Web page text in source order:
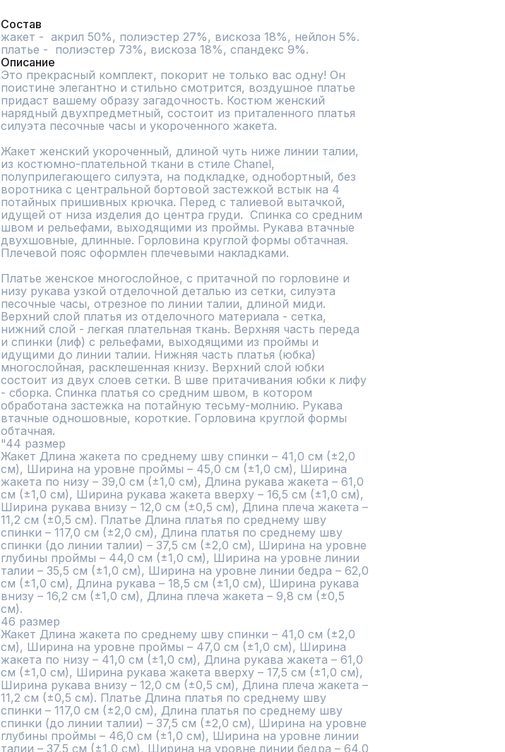
Состав
жакет -  акрил 50%, полиэстер 27%, вискоза 18%, нейлон 5%.
платье -  полиэстер 73%, вискоза 18%, спандекс 9%.
Описание
Это прекрасный комплект, покорит не только вас одну! Он
поистине элегантно и стильно смотрится, воздушное платье
придаст вашему образу загадочность. Костюм женский
нарядный двухпредметный, состоит из приталенного платья
силуэта песочные часы и укороченного жакета.
Жакет женский укороченный, длиной чуть ниже линии талии,
из костюмно-плательной ткани в стиле Chanel,
полуприлегающего силуэта, на подкладке, однобортный, без
воротника с центральной бортовой застежкой встык на 4
потайных пришивных крючка. Перед с талиевой вытачкой,
идущей от низа изделия до центра груди.  Спинка со средним
швом и рельефами, выходящими из проймы. Рукава втачные
двухшовные, длинные. Горловина круглой формы обтачная.
Плечевой пояс оформлен плечевыми накладками.
Платье женское многослойное, с притачной по горловине и
низу рукава узкой отделочной деталью из сетки, силуэта
песочные часы, отрезное по линии талии, длиной миди.
Верхний слой платья из отделочного материала - сетка,
нижний слой - легкая плательная ткань. Верхняя часть переда
и спинки (лиф) с рельефами, выходящими из проймы и
идущими до линии талии. Нижняя часть платья (юбка)
многослойная, расклешенная книзу. Верхний слой юбки
состоит из двух слоев сетки. В шве притачивания юбки к лифу
- сборка. Спинка платья со средним швом, в котором
обработана застежка на потайную тесьму-молнию. Рукава
втачные одношовные, короткие. Горловина круглой формы
обтачная.
"44 размер
Жакет Длина жакета по среднему шву спинки – 41,0 см (±2,0
см), Ширина на уровне проймы – 45,0 см (±1,0 см), Ширина
жакета по низу – 39,0 см (±1,0 см), Длина рукава жакета – 61,0
см (±1,0 см), Ширина рукава жакета вверху – 16,5 см (±1,0 см),
Ширина рукава внизу – 12,0 см (±0,5 см), Длина плеча жакета –
11,2 см (±0,5 см). Платье Длина платья по среднему шву
спинки – 117,0 см (±2,0 см), Длина платья по среднему шву
спинки (до линии талии) – 37,5 см (±2,0 см), Ширина на уровне
глубины проймы – 44,0 см (±1,0 см), Ширина на уровне линии
талии – 35,5 см (±1,0 см), Ширина на уровне линии бедра – 62,0
см (±1,0 см), Длина рукава – 18,5 см (±1,0 см), Ширина рукава
внизу – 16,2 см (±1,0 см), Длина плеча жакета – 9,8 см (±0,5
см).
46 размер
Жакет Длина жакета по среднему шву спинки – 41,0 см (±2,0
см), Ширина на уровне проймы – 47,0 см (±1,0 см), Ширина
жакета по низу – 41,0 см (±1,0 см), Длина рукава жакета – 61,0
см (±1,0 см), Ширина рукава жакета вверху – 17,5 см (±1,0 см),
Ширина рукава внизу – 12,0 см (±0,5 см), Длина плеча жакета –
11,2 см (±0,5 см). Платье Длина платья по среднему шву
спинки – 117,0 см (±2,0 см), Длина платья по среднему шву
спинки (до линии талии) – 37,5 см (±2,0 см), Ширина на уровне
глубины проймы – 46,0 см (±1,0 см), Ширина на уровне линии
талии – 37,5 см (±1,0 см), Ширина на уровне линии бедра – 64,0